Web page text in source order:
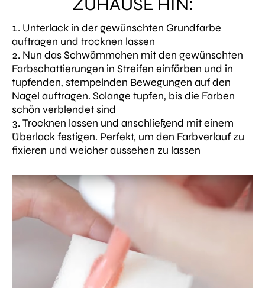
Unterlack in der gewünschten Grundfarbe
auftragen und trocknen lassen
Nun das Schwämmchen mit den gewünschten
Farbschattierungen in Streifen einfärben und in
tupfenden, stempelnden Bewegungen auf den
Nagel auftragen. Solange tupfen, bis die Farben
schön verblendet sind
Trocknen lassen und anschließend mit einem
Überlack festigen. Perfekt, um den Farbverlauf zu
fixieren und weicher aussehen zu lassen